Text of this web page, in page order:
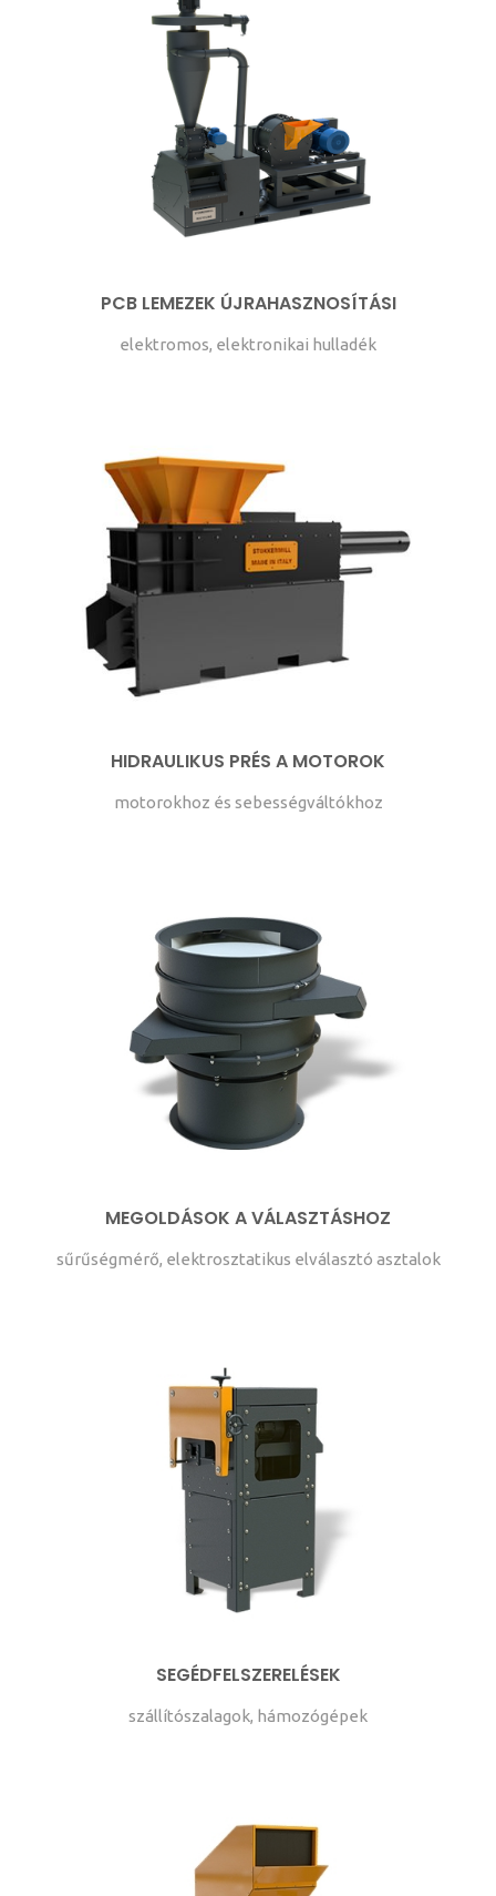
PCB LEMEZEK ÚJRAHASZNOSÍTÁSI
elektromos, elektronikai hulladék
HIDRAULIKUS PRÉS A MOTOROK
motorokhoz és sebességváltókhoz
MEGOLDÁSOK A VÁLASZTÁSHOZ
sűrűségmérő, elektrosztatikus elválasztó asztalok
SEGÉDFELSZERELÉSEK
szállítószalagok, hámozógépek